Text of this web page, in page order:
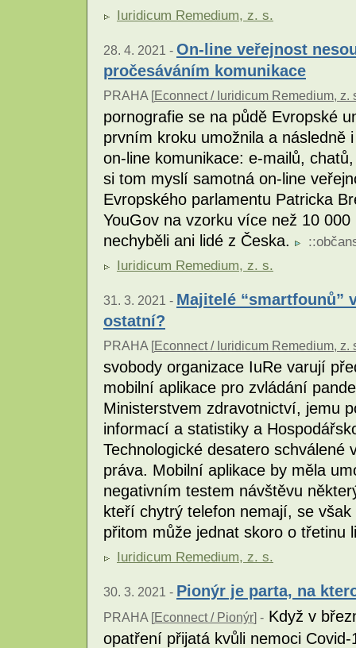
Iuridicum Remedium, z. s.
28. 4. 2021 - On-line veřejnost
pročesáváním komunikace
PRAHA [Econnect / Iuridicum Remedium, z.
pornografie se na půdě Evropské
prvním kroku umožnila a následně
on-line komunikace: e-mailů,
si tom myslí samotná on-line
Evropského parlamentu Patricka
YouGov na vzorku více než 10
nechyběli ani lidé z Česka.
::
Iuridicum Remedium, z. s.
31. 3. 2021 - Majitelé “smartfounů”
ostatní?
PRAHA [Econnect / Iuridicum Remedium, z.
svobody organizace IuRe varují
mobilní aplikace pro zvládání
Ministerstvem zdravotnictví, jemu
informací a statistiky a
Technologické desatero schválené
práva. Mobilní aplikace by měla
negativním testem návštěvu
kteří chytrý telefon nemají, se
přitom může jednat skoro o třetinu
Iuridicum Remedium, z. s.
30. 3. 2021 - Pionýr je parta, na
PRAHA [Econnect / Pionýr] - Když v
opatření přijatá kvůli nemoci